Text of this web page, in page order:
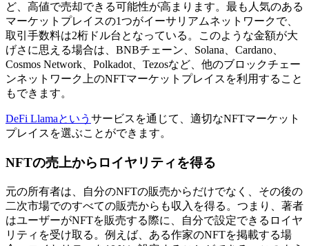
ど、高値で売却できる可能性が高まります。最も人気のある
マーケットプレイスの1つがイーサリアムネットワークで、
取引手数料は2桁ドル台となっている。このような金額が大
げさに思える場合は、BNBチェーン、Solana、Cardano、
Cosmos Network、Polkadot、Tezosなど、他のブロックチェー
ンネットワーク上のNFTマーケットプレイスを利用すること
もできます。
DeFi Llamaという サービスを通じて、適切なNFTマーケット
プレイスを選ぶことができます。
NFTの売上からロイヤリティを得る
元の所有者は、自分のNFTの販売からだけでなく、その後の
二次市場でのすべての販売からも収入を得る。つまり、著者
はユーザーがNFTを販売する際に、自分で設定できるロイヤ
リティを受け取る。例えば、ある作家のNFTを掲載する場